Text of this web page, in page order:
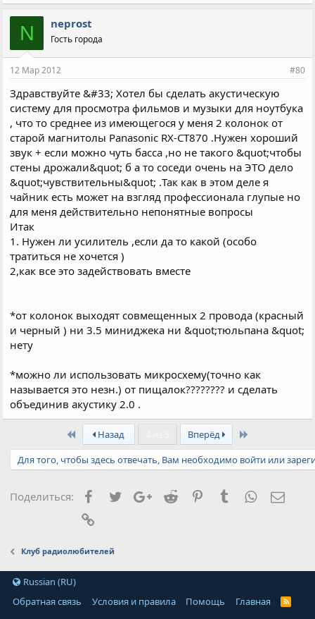
N neprost
Гость города
12 Мар 2012 #80
Здравствуйте &#33; Хотел бы сделать акустическую
систему для просмотра фильмов и музыки для ноутбука
, что то среднее из имеющегося у меня 2 колонок от
старой магнитолы Panasonic RX-CT870 .Нужен хороший
звук + если можно чуть басса ,но не такого &quot;чтобы
стены дрожали&quot; б а то соседи очень на ЭТО дело
&quot;чувствительны&quot; .Так как в этом деле я
чайник есть может на взгляд профессионала глупые но
для меня действительно непонятные вопросы
Итак
1. Нужен ли усилитель ,если да то какой (особо
тратиться не хочется )
2,как все это задействовать вместе
*от колонок выходят совмещенных 2 провода (красный
и черный ) ни 3.5 миниджека ни &quot;тюльпана &quot;
нету
*можно ли использовать микросхему(точно как
называется это незн.) от пищалок???????? и сделать
объединив акустику 2.0 .
First Назад Вперёд
Для того, чтобы здесь отвечать, Вам необходимо войти или
Поделиться: Facebook
TwitterGoogle+
Reddit PinterestTumblrWhatsApp
Клуб радиолюбителей
Russian (RU)
Обратная связь
Условия и правила Помощь Главная